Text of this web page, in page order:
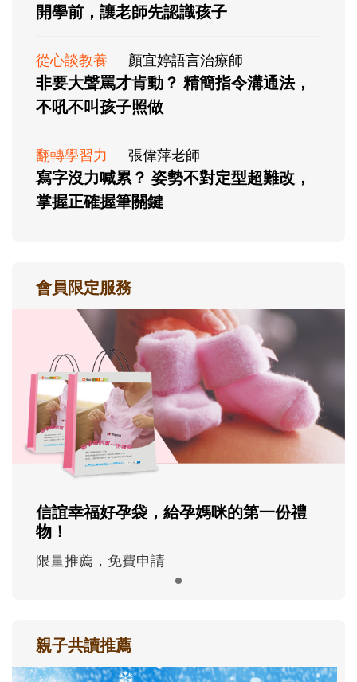
開學前，讓老師先認識孩子
從心談教養 顏宜婷語言治療師
非要大聲罵才肯動？ 精簡指令溝通法，
不吼不叫孩子照做
翻轉學習力 張偉萍老師
寫字沒力喊累？ 姿勢不對定型超難改，
掌握正確握筆關鍵
會員限定服務
信誼幸福好孕袋，給孕媽咪的第一份禮
物！
限量推薦，免費申請
親子共讀推薦